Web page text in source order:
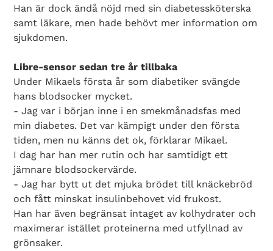
Han är dock ändå nöjd med sin diabetessköterska
samt läkare, men hade behövt mer information om
sjukdomen.
Libre-sensor sedan tre år tillbaka
Under Mikaels första år som diabetiker svängde
hans blodsocker mycket.
- Jag var i början inne i en smekmånadsfas med
min diabetes. Det var kämpigt under den första
tiden, men nu känns det ok, förklarar Mikael.
I dag har han mer rutin och har samtidigt ett
jämnare blodsockervärde.
- Jag har bytt ut det mjuka brödet till knäckebröd
och fått minskat insulinbehovet vid frukost.
Han har även begränsat intaget av kolhydrater och
maximerar istället proteinerna med utfyllnad av
grönsaker.